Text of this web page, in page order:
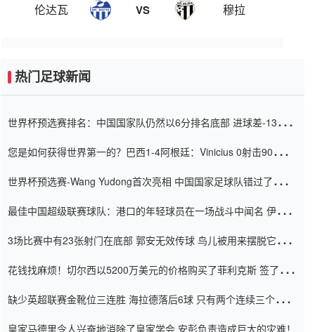
伦达瓦 VS 穆拉
热门足球新闻
世界杯预选赛排名：中国国家队仍然以6分排名底部 进球差-13令人
您是如何获得世界第一的？巴西1-4阿根廷：Vinicius 0射击90分钟
世界杯预选赛-Wang Yudong首次亮相 中国国家足球队错过了世界
最佳中国超级联赛球队：港口的年轻球员在一场战斗中闻名 伊万放
3场比赛中有23张射门在底部 郭安无效传球 鸟儿被用来摆脱它
花钱找麻烦！切尔西以5200万美元的价格购买了菲利克斯 签了7年
缺少英超联赛金靴位三连胜 海拉德落后6球 只有两个连续三个连续
皇家马德里令人兴奋地消除了皇家学会 安彭负责造成巨大的灾难！